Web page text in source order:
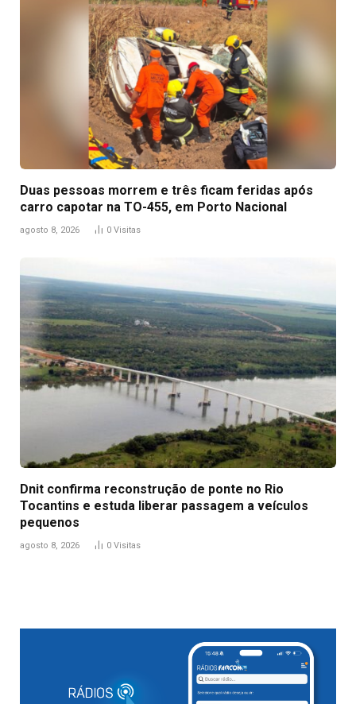
Duas pessoas morrem e três ficam feridas após
carro capotar na TO-455, em Porto Nacional
agosto 8, 2026 0 Visitas
Dnit confirma reconstrução de ponte no Rio
Tocantins e estuda liberar passagem a veículos
pequenos
agosto 8, 2026 0 Visitas